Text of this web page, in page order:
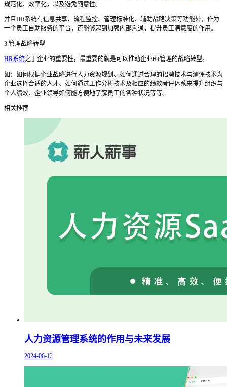
规范化、效率化，以及避免随意性。
并且HR系统有信息共享、流程监控、管理标准化、辅助战略决策等功能外，作为
一个员工自助服务的平台，还能够起到加强内部沟通，提升员工满意度的作用。
3.管理战略转型
HR系统之于企业的重要性，最重要的就是可以推动企业HR管理的战略转型。
如：如何根据企业战略进行人力资源规划、如何通过合理的招聘技术与测评技术为
企业选择合适的人才、如何通过工作分析技术及相应的绩效考评体系来提升组织与
个人绩效、企业领导如何能方便地了解员工的各种状况等等。
相关推荐
人力资源管理系统的作用与未来发展
2024-06-12